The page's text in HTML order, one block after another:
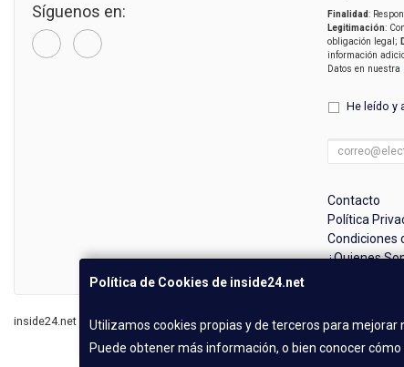
Política de Cookies de inside24.net
Utilizamos cookies propias y de terceros para mejorar
Puede obtener más información, o bien conocer
Síguenos en: Finalidad:
Legitimación:
obligación legal;
información
Datos en nuestra
He leído y
Contacto
Política
Condiciones
¿Quienes
inside24.net © 2026